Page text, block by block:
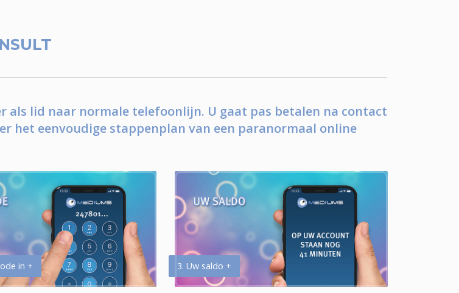
als lid naar normale telefoonlijn. U gaat pas betalen na contact
het eenvoudige stappenplan van een paranormaal online
in + 3. Uw saldo +